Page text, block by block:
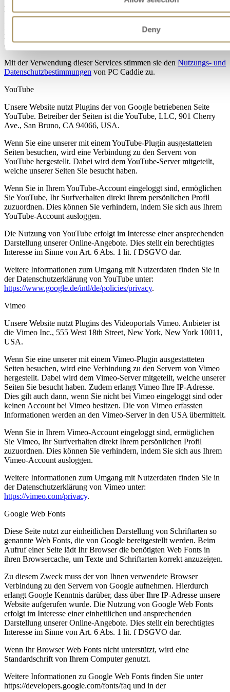
Deny
PC Caddie
Für erweiterte Funktionen rund um Startzeiten Reservierung etc.
nutzen wir die externen Services von PC Caddie
(
https://www.pccaddie.de/)
Mit der Verwendung dieser Services stimmen sie den Nutzungs- und
Datenschutzbestimmungen von PC Caddie zu.
YouTube
Unsere Website nutzt Plugins der von Google betriebenen Seite
YouTube. Betreiber der Seiten ist die YouTube, LLC, 901 Cherry
Ave., San Bruno, CA 94066, USA.
Wenn Sie eine unserer mit einem YouTube-Plugin ausgestatteten
Seiten besuchen, wird eine Verbindung zu den Servern von
YouTube hergestellt. Dabei wird dem YouTube-Server mitgeteilt,
welche unserer Seiten Sie besucht haben.
Wenn Sie in Ihrem YouTube-Account eingeloggt sind, ermöglichen
Sie YouTube, Ihr Surfverhalten direkt Ihrem persönlichen Profil
zuzuordnen. Dies können Sie verhindern, indem Sie sich aus Ihrem
YouTube-Account ausloggen.
Die Nutzung von YouTube erfolgt im Interesse einer ansprechenden
Darstellung unserer Online-Angebote. Dies stellt ein berechtigtes
Interesse im Sinne von Art. 6 Abs. 1 lit. f DSGVO dar.
Weitere Informationen zum Umgang mit Nutzerdaten finden Sie in
der Datenschutzerklärung von YouTube unter:
https://www.google.de/intl/de/policies/privacy.
Vimeo
Unsere Website nutzt Plugins des Videoportals Vimeo. Anbieter ist
die Vimeo Inc., 555 West 18th Street, New York, New York 10011,
USA.
Wenn Sie eine unserer mit einem Vimeo-Plugin ausgestatteten
Seiten besuchen, wird eine Verbindung zu den Servern von Vimeo
hergestellt. Dabei wird dem Vimeo-Server mitgeteilt, welche unserer
Seiten Sie besucht haben. Zudem erlangt Vimeo Ihre IP-Adresse.
Dies gilt auch dann, wenn Sie nicht bei Vimeo eingeloggt sind oder
keinen Account bei Vimeo besitzen. Die von Vimeo erfassten
Informationen werden an den Vimeo-Server in den USA übermittelt.
Wenn Sie in Ihrem Vimeo-Account eingeloggt sind, ermöglichen
Sie Vimeo, Ihr Surfverhalten direkt Ihrem persönlichen Profil
zuzuordnen. Dies können Sie verhindern, indem Sie sich aus Ihrem
Vimeo-Account ausloggen.
Weitere Informationen zum Umgang mit Nutzerdaten finden Sie in
der Datenschutzerklärung von Vimeo unter:
https://vimeo.com/privacy.
Google Web Fonts
Diese Seite nutzt zur einheitlichen Darstellung von Schriftarten so
genannte Web Fonts, die von Google bereitgestellt werden. Beim
Aufruf einer Seite lädt Ihr Browser die benötigten Web Fonts in
ihren Browsercache, um Texte und Schriftarten korrekt anzuzeigen.
Zu diesem Zweck muss der von Ihnen verwendete Browser
Verbindung zu den Servern von Google aufnehmen. Hierdurch
erlangt Google Kenntnis darüber, dass über Ihre IP-Adresse unsere
Website aufgerufen wurde. Die Nutzung von Google Web Fonts
erfolgt im Interesse einer einheitlichen und ansprechenden
Darstellung unserer Online-Angebote. Dies stellt ein berechtigtes
Interesse im Sinne von Art. 6 Abs. 1 lit. f DSGVO dar.
Wenn Ihr Browser Web Fonts nicht unterstützt, wird eine
Standardschrift von Ihrem Computer genutzt.
Weitere Informationen zu Google Web Fonts finden Sie unter
https://developers.google.com/fonts/faq und in der